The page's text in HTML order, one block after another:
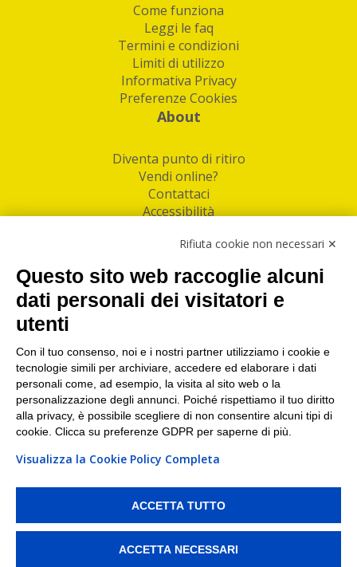
Come funziona
Leggi le faq
Termini e condizioni
Limiti di utilizzo
Informativa Privacy
Preferenze Cookies
About
Diventa punto di ritiro
Vendi online?
Contattaci
Accessibilità
Facebook
Linkedin
I nostri punti di ritiro e spedizione pacchi nelle
maggiori città italiane
Torino|Milano|Roma|Bologna|Firenze| Genova
Napoli|Varese
PI/CF/N°Iscr.: 10821360012 | REA: RM 1494760 | Cap.Soc.: 50.000€ |
Whistleblowing|Privacy |Preferenze Cookies
ritirare i tuoi acquisti online e spedire i tuoi pacchi.
Rifiuta cookie non necessari ✕
Questo sito web raccoglie alcuni
dati personali dei visitatori e
utenti
Con il tuo consenso, noi e i nostri partner utilizziamo i cookie e
tecnologie simili per archiviare, accedere ed elaborare i dati
personali come, ad esempio, la visita al sito web o la
personalizzazione degli annunci. Poiché rispettiamo il tuo diritto
alla privacy, è possibile scegliere di non consentire alcuni tipi di
cookie. Clicca su preferenze GDPR per saperne di più.
Visualizza la Cookie Policy Completa
ACCETTA TUTTO
ACCETTA NECESSARI